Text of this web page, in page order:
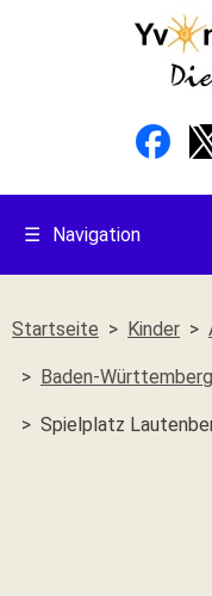
☰ Navigation
Startseite Kinder
Baden-Württemberg
Spielplatz